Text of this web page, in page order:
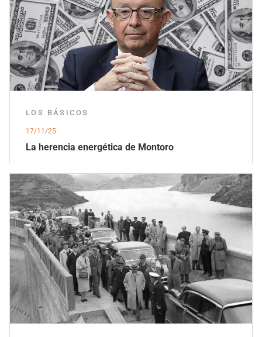
LOS BÁSICOS
17/11/25
La herencia energética de Montoro